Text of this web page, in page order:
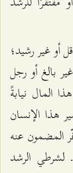
أو غير رشيد؛
بالغ أو رجل
المال نيابةً
هذا الإنسان
المضمون عنه
لشرطي الرشد